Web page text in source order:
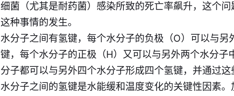
细菌（尤其是耐药菌）感染所致的死亡率飙升，这个
这种事情的发生。
水分子之间有氢键，每个水分子的负极（O）可以与
键，每个水分子的正极（H）又可以与另外两个水分
分子都可以与另外四个水分子形成四个氢键，并通过这
水分子之间的氢键是水能缓和温度变化的关键性因素